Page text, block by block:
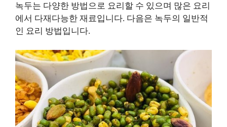
녹두는 다양한 방법으로 요리할 수 있으며 많은 요리
에서 다재다능한 재료입니다. 다음은 녹두의 일반적
인 요리 방법입니다.